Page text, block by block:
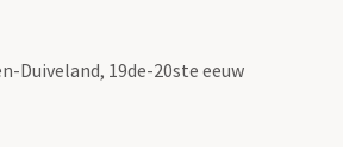
Duiveland, 19de-20ste eeuw